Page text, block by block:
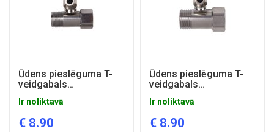
Ūdens pieslēguma T-
veidgabals
Ir noliktavā
€ 8.90
Ūdens pieslēguma T-
veidgabals
Ir noliktavā
€ 8.90